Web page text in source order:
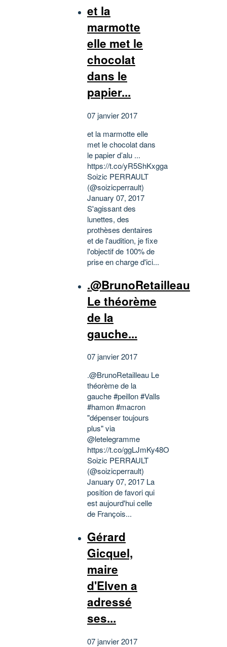
et la
marmotte
elle met le
chocolat
dans le
papier...
07 janvier 2017
et la marmotte elle
met le chocolat dans
le papier d’alu ...
https://t.co/yR5ShKxgga
Soizic PERRAULT
(@soizicperrault)
January 07, 2017
S'agissant des
lunettes, des
prothèses dentaires
et de l'audition, je fixe
l'objectif de 100% de
prise en charge d'ici...
.@BrunoRetailleau
Le théorème
de la
gauche...
07 janvier 2017
.@BrunoRetailleau Le
théorème de la
gauche #peillon #Valls
#hamon #macron
"dépenser toujours
plus" via
@letelegramme
https://t.co/ggLJmKy48O
Soizic PERRAULT
(@soizicperrault)
January 07, 2017 La
position de favori qui
est aujourd'hui celle
de François...
Gérard
Gicquel,
maire
d'Elven a
adressé
ses...
07 janvier 2017